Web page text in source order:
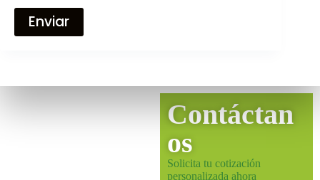
Enviar
Contáctan
os
Solicita tu cotización
personalizada ahora